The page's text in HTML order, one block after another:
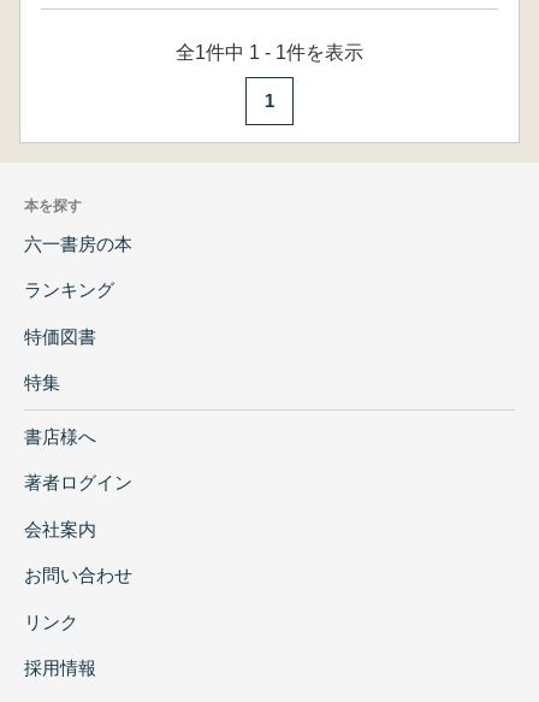
全1件中 1 - 1件を表示
1
本を探す
六一書房の本
ランキング
特価図書
特集
書店様へ
著者ログイン
会社案内
お問い合わせ
リンク
採用情報